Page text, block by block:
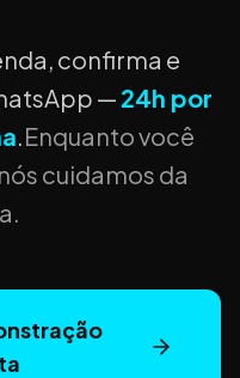
confirma e
— 24h por
.Enquanto você
cuidamos da